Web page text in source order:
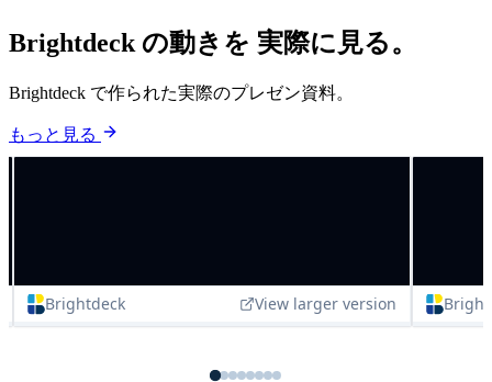
Brightdeck の動きを 実際に見る。
Brightdeck で作られた実際のプレゼン資料。